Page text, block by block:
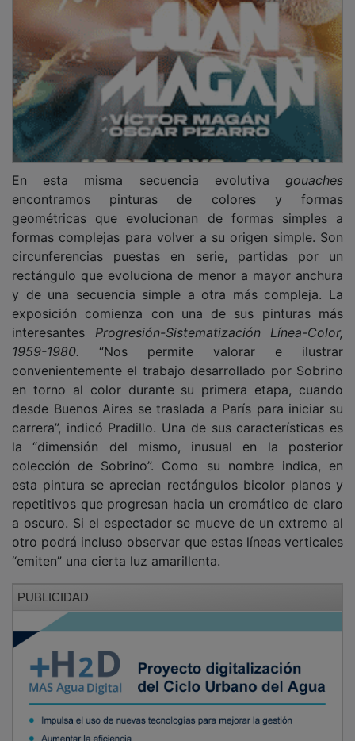
encontramos pinturas de colores y formas
geométricas que evolucionan de formas simples a
formas complejas para volver a su origen simple. Son
circunferencias puestas en serie, partidas por un
rectángulo que evoluciona de menor a mayor anchura
y de una secuencia simple a otra más compleja. La
exposición comienza con una de sus pinturas más
interesantesProgresión-Sistematización Línea-Color,
1959-1980. “Nos permite valorar e ilustrar
convenientemente el trabajo desarrollado por Sobrino
en torno al color durante su primera etapa, cuando
desde Buenos Aires se traslada a París para iniciar su
carrera”, indicó Pradillo. Una de sus características es
la “dimensión del mismo, inusual en la posterior
colección de Sobrino”. Como su nombre indica, en
esta pintura se aprecian rectángulos bicolor planos y
repetitivos que progresan hacia un cromático de claro
a oscuro. Si el espectador se mueve de un extremo al
otro podrá incluso observar que estas líneas verticales
“emiten” una cierta luz amarillenta.